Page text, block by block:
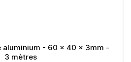
aluminium - 60 x 40 x 3mm -
3 mètres